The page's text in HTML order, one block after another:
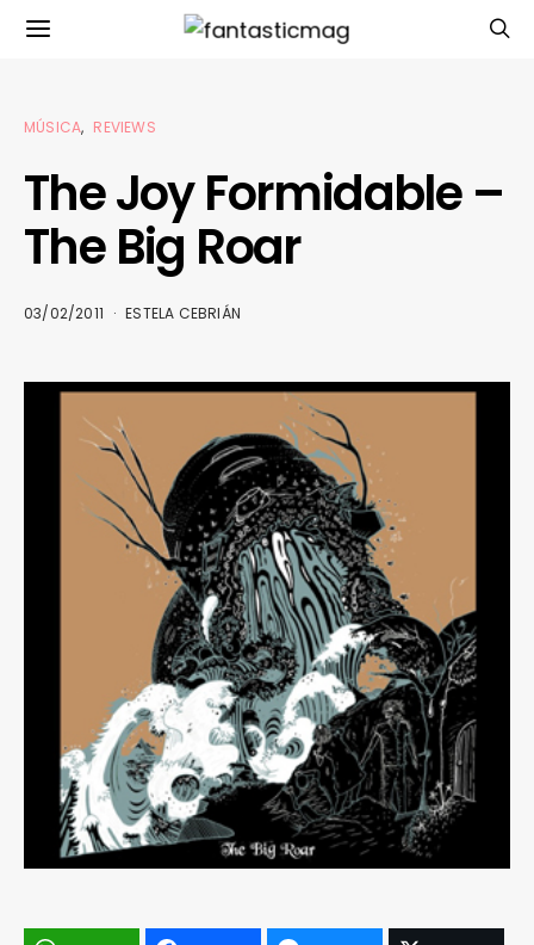
MÚSICA REVIEWS
The Joy Formidable –
The Big Roar
03/02/2011 ESTELA CEBRIÁN